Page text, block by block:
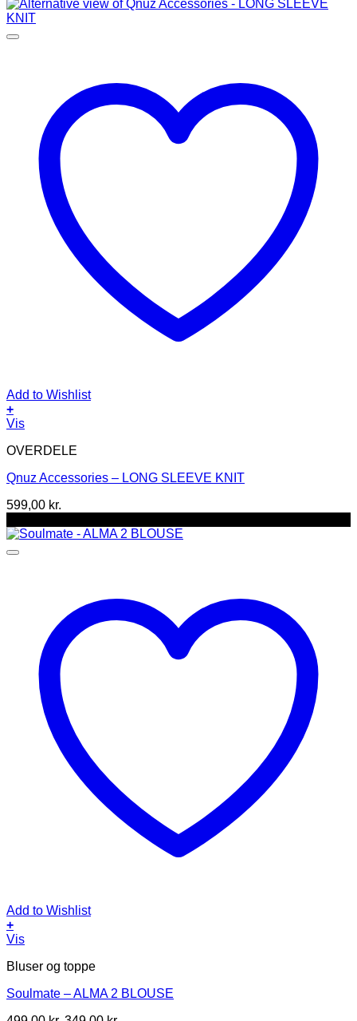
Add to Wishlist
+
Dette
har
varianter.
kan
på
varesiden
Vis
OVERDELE
Qnuz Accessories – LONG SLEEVE KNIT
599,00 kr.
Add to Wishlist
+
Dette
har
varianter.
Vis
Bluser og toppe
Soulmate – ALMA 2 BLOUSE